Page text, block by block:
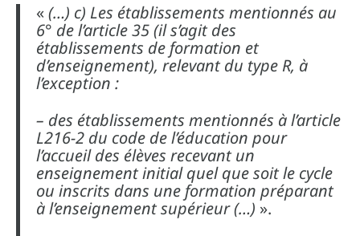
«(…) c) Les établissements mentionnés au
6° de l’article 35 (il s’agit des
établissements de formation et
d’enseignement), relevant du type R, à
l’exception :
– des établissements mentionnés à l’article
L216-2 du code de l’éducation pour
l’accueil des élèves recevant un
enseignement initial quel que soit le cycle
ou inscrits dans une formation préparant
à l’enseignement supérieur (…) ».